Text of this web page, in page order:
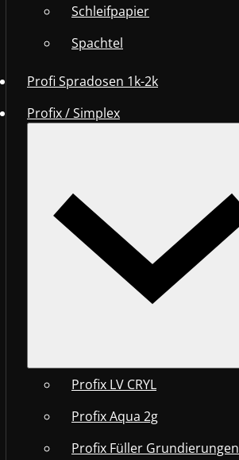
Schleifpapier
Spachtel
Profi Spradosen 1k-2k
Profix / Simplex
Profix LV CRYL
Profix Aqua 2g
Profix Füller Grundierungen